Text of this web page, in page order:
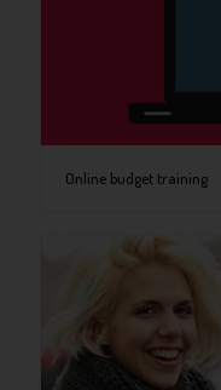
Online budget training